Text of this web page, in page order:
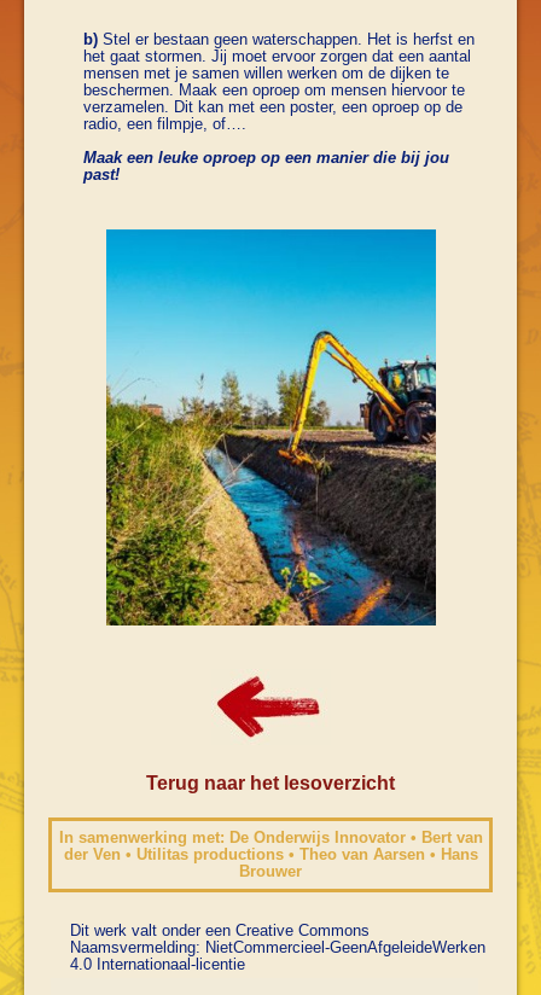
b) Stel er bestaan geen waterschappen. Het is herfst en
het gaat stormen. Jij moet ervoor zorgen dat een aantal
mensen met je samen willen werken om de dijken te
beschermen. Maak een oproep om mensen hiervoor te
verzamelen. Dit kan met een poster, een oproep op de
radio, een filmpje, of….
Maak een leuke oproep op een manier die bij jou
past!
Terug naar het lesoverzicht
In samenwerking met: De Onderwijs Innovator • Bert van
der Ven • Utilitas productions • Theo van Aarsen • Hans
Brouwer
Dit werk valt onder een Creative Commons
Naamsvermelding: NietCommercieel-GeenAfgeleideWerken
4.0 Internationaal-licentie